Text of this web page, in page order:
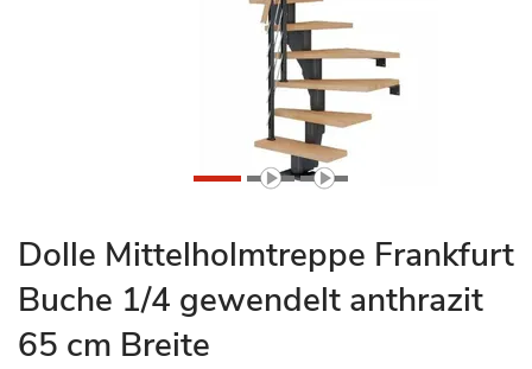
Zum
Anfang
der
springen
Dolle Mittelholmtreppe Frankfurt
Buche 1/4 gewendelt anthrazit
65 cm Breite